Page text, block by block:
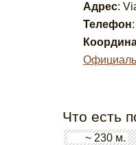
Адрес:
Телефон:
Что есть
~ 230 м.